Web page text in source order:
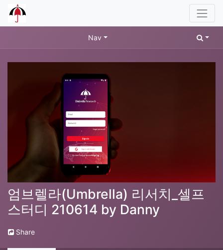
Nav
엄브렐라(Umbrella) 리서치_셀프
스터디 210614 by Danny
Share